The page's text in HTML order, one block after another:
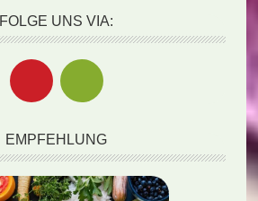
FOLGE UNS VIA:
EMPFEHLUNG